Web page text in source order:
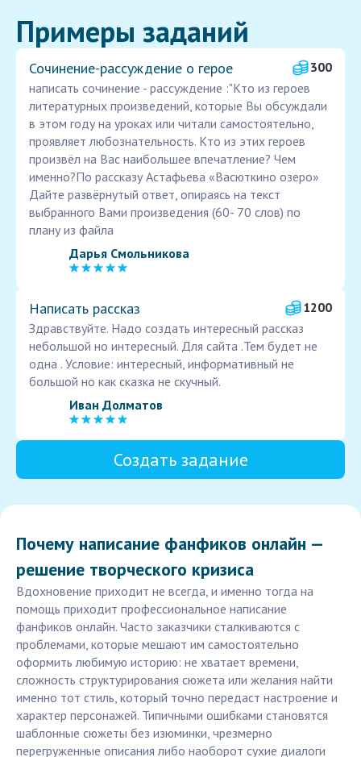
Примеры заданий
Сочинение-рассуждение о герое
300
написать сочинение - рассуждение :"Кто из героев
литературных произведений, которые Вы обсуждали
в этом году на уроках или читали самостоятельно,
проявляет любознательность. Кто из этих героев
произвёл на Вас наибольшее впечатление? Чем
именно?По рассказу Астафьева «Васюткино озеро»
Дайте развёрнутый ответ, опираясь на текст
выбранного Вами произведения (60- 70 слов) по
плану из файла
Дарья Смольникова
Написать рассказ
1200
Здравствуйте. Надо создать интересный рассказ
небольшой но интересный. Для сайта .Тем будет не
одна . Условие: интересный, информативный не
большой но как сказка не скучный.
Иван Долматов
Создать задание
Почему написание фанфиков онлайн —
решение творческого кризиса
Вдохновение приходит не всегда, и именно тогда на
помощь приходит профессиональное написание
фанфиков онлайн. Часто заказчики сталкиваются с
проблемами, которые мешают им самостоятельно
оформить любимую историю: не хватает времени,
сложность структурирования сюжета или желания найти
именно тот стиль, который точно передаст настроение и
характер персонажей. Типичными ошибками становятся
шаблонные сюжеты без изюминки, чрезмерно
перегруженные описания либо наоборот сухие диалоги